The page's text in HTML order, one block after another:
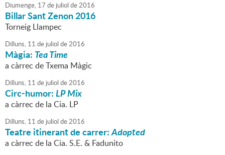
Diumenge, 17 de juliol de2016
Billar Sant Zenon 2016
Torneig Llampec
Dilluns, 11 de juliol de2016
Màgia: Tea Time
a càrrec de Txema Màgic
Dilluns, 11 de juliol de2016
Circ-humor:LP Mix
a càrrec de la Cia. LP
Dilluns, 11 de juliol de2016
Teatre itinerant de carrer:Adopted
a càrrec de la Cia. S.E. & Fadunito